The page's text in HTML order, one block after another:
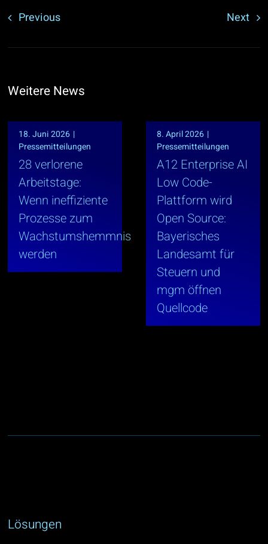
Previous Next
Weitere News
18. Juni 2026 |
Pressemitteilungen
28 verlorene
Arbeitstage:
Wenn ineffiziente
Prozesse zum
Wachstumshemmnis
werden
8. April 2026 |
Pressemitteilungen
A12 Enterprise AI
Low Code-
Plattform wird
Open Source:
Bayerisches
Landesamt für
Steuern und
mgm öffnen
Quellcode
Lösungen